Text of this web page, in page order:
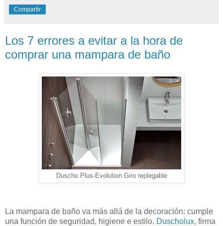
Compartir
Los 7 errores a evitar a la hora de
comprar una mampara de baño
Duscho Plus-Evolution Giro replegable
La mampara de baño va más allá de la decoración: cumple
una función de seguridad, higiene e estilo. Duscholux, firma